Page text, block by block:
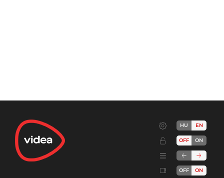
HU EN
OFF ON
OFF ON